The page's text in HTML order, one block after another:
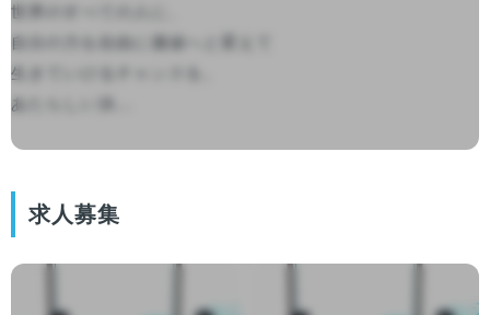
世界のすべての人に、
自分の力を自由に価値へと変えて
生きていけるチャンスを。
あたらしい決...
求人募集